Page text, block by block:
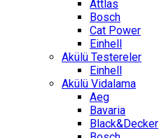
Attlas
Bosch
Cat Power
Einhell
Akülü Testereler
Einhell
Akülü Vidalama
Aeg
Bavaria
Black&Decker